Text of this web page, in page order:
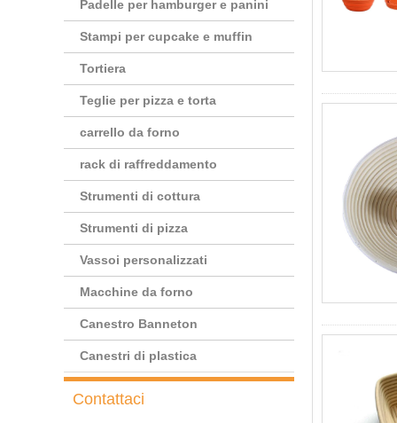
Padelle per hamburger e panini
Stampi per cupcake e muffin
Tortiera
Teglie per pizza e torta
carrello da forno
rack di raffreddamento
Strumenti di cottura
Strumenti di pizza
Vassoi personalizzati
Macchine da forno
Canestro Banneton
Canestri di plastica
Contattaci